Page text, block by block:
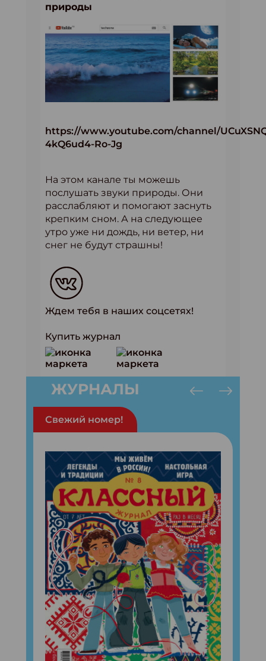
природы
https://www.youtube.com/channel/
4kQ6ud4-Ro-Jg
На этом канале ты можешь
послушать звуки природы. Они
расслабляют и помогают заснуть
крепким сном. А на следующее
утро уже ни дождь, ни ветер, ни
снег не будут страшны!
Ждем тебя в наших соцсетях!
Купить журнал
ЖУРНАЛЫ
Свежий номер!